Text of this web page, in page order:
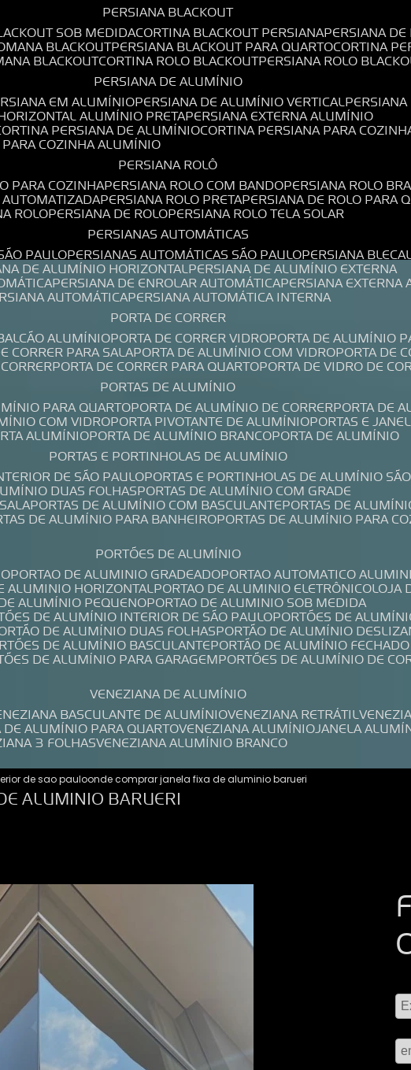
PERSIANA BLACKOUT
SOB MEDIDA CORTINA BLACKOUT PERSIANA PERSIANA
BLACKOUT PERSIANA BLACKOUT PARA QUARTO CORTINA
BLACKOUT CORTINA ROLO BLACKOUT PERSIANA ROLO
PERSIANA DE ALUMÍNIO
EM ALUMÍNIO PERSIANA DE ALUMÍNIO VERTICAL
ALUMÍNIO PRETA PERSIANA EXTERNA ALUMÍNIO
CORTINA PERSIANA DE ALUMÍNIO CORTINA PERSIANA PARA
PARA COZINHA ALUMÍNIO
PERSIANA ROLÔ
PARA COZINHA PERSIANA ROLO COM BANDO PERSIANA ROLO
AUTOMATIZADA PERSIANA ROLO PRETA PERSIANA DE ROLO PARA
ROLO PERSIANA DE ROLO PERSIANA ROLO TELA SOLAR
PERSIANAS AUTOMÁTICAS
PAULO PERSIANAS AUTOMÁTICAS SÃO PAULO PERSIANA
DE ALUMÍNIO HORIZONTAL PERSIANA DE ALUMÍNIO EXTERNA
PERSIANA DE ENROLAR AUTOMÁTICA PERSIANA
AUTOMÁTICA PERSIANA AUTOMÁTICA INTERNA
PORTA DE CORRER
ALUMÍNIO PORTA DE CORRER VIDRO PORTA DE ALUMÍNIO
CORRER PARA SALA PORTA DE ALUMÍNIO COM VIDRO PORTA DE
PORTA DE CORRER PARA QUARTO PORTA DE VIDRO DE
PORTAS DE ALUMÍNIO
PARA QUARTO PORTA DE ALUMÍNIO DE CORRER PORTA DE
COM VIDRO PORTA PIVOTANTE DE ALUMÍNIO PORTAS E
ALUMÍNIO PORTA DE ALUMÍNIO BRANCO PORTA DE ALUMÍNIO
PORTAS E PORTINHOLAS DE ALUMÍNIO
DE SÃO PAULO PORTAS E PORTINHOLAS DE ALUMÍNIO
DUAS FOLHAS PORTAS DE ALUMÍNIO COM GRADE
PORTAS DE ALUMÍNIO COM BASCULANTE PORTAS DE
DE ALUMÍNIO PARA BANHEIRO PORTAS DE ALUMÍNIO PARA
PORTÕES DE ALUMÍNIO
PORTAO DE ALUMINIO GRADEADO PORTAO AUTOMATICO
ALUMINIO HORIZONTAL PORTAO DE ALUMINIO ELETRÔNICO
DE ALUMÍNIO PEQUENO PORTAO DE ALUMINIO SOB MEDIDA
DE ALUMÍNIO INTERIOR DE SÃO PAULO PORTÕES DE
DE ALUMÍNIO DUAS FOLHAS PORTÃO DE ALUMÍNIO
DE ALUMÍNIO BASCULANTE PORTÃO DE ALUMÍNIO FECHADO
DE ALUMÍNIO PARA GARAGEM PORTÕES DE ALUMÍNIO DE
VENEZIANA DE ALUMÍNIO
BASCULANTE DE ALUMÍNIO VENEZIANA RETRÁTIL
DE ALUMÍNIO PARA QUARTO VENEZIANA ALUMÍNIO JANELA
3 FOLHAS VENEZIANA ALUMÍNIO BRANCO
de sao pauloonde comprar janela fixa de aluminio barueri
ALUMINIO BARUERI